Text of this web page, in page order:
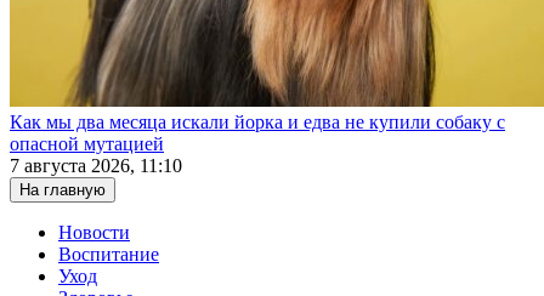
Как мы два месяца искали йорка и едва не купили собаку с
опасной мутацией
7 августа 2026, 11:10
На главную
Новости
Воспитание
Уход